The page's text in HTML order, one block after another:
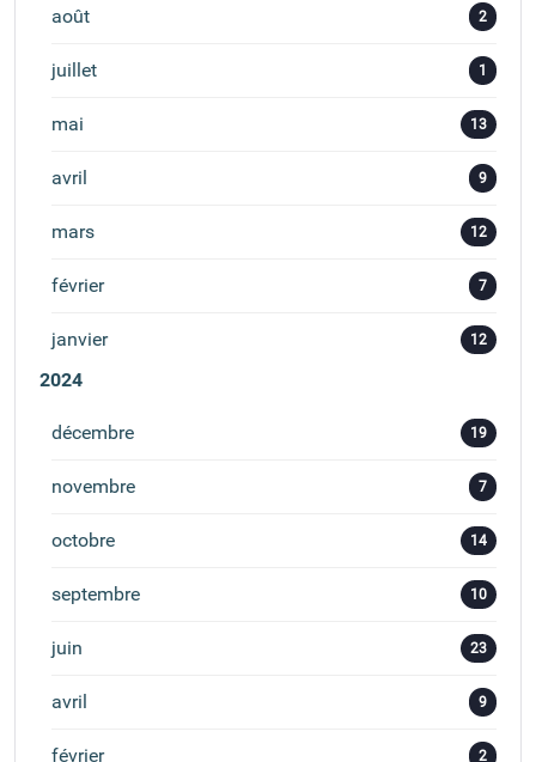
août 2
juillet 1
mai 13
avril 9
mars 12
février 7
janvier 12
2024
décembre 19
novembre 7
octobre 14
septembre 10
juin 23
avril 9
février 2